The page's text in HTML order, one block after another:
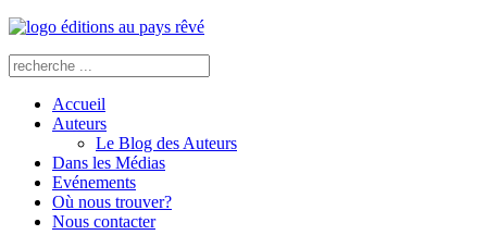
Accueil
Auteurs
Le Blog des Auteurs
Dans les Médias
Evénements
Où nous trouver?
Nous contacter